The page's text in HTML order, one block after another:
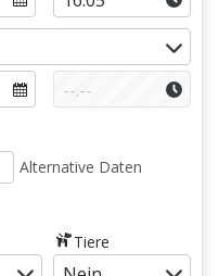
Alternative Daten
Tiere